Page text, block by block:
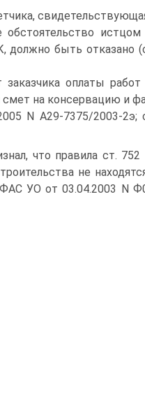
обстоятельство истцом
должно быть отказано
оплаты работ
смет на консервацию и
N А29-7375/2003-2э;
что правила ст. 752
не
УО от 03.04.2003 N